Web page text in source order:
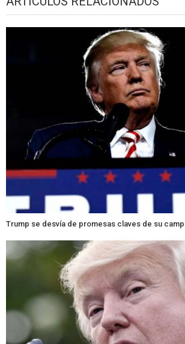
Trump se desvía de promesas claves de su